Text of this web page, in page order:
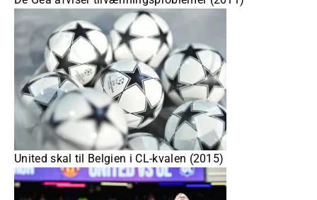
United skal til Belgien i CL-kvalen (2015)